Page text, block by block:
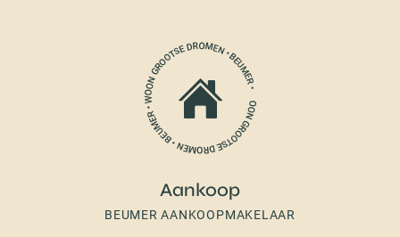
Aankoop
BEUMER AANKOOPMAKELAAR